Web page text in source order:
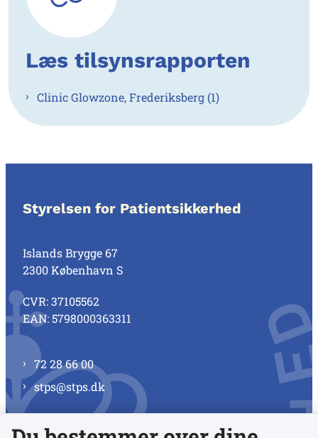
Læs tilsynsrapporten
Clinic Glowzone, Frederiksberg (1)
Styrelsen for Patientsikkerhed
Islands Brygge 67
2300 København S
CVR: 37105562
EAN: 5798000363311
72 28 66 00
stps@stps.dk